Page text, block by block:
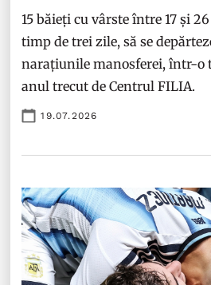
15 băieți cu vârste între 17 și
timp de trei zile, să se
narațiunile manosferei, într-o
anul trecut de Centrul FILIA.
19.07.2026